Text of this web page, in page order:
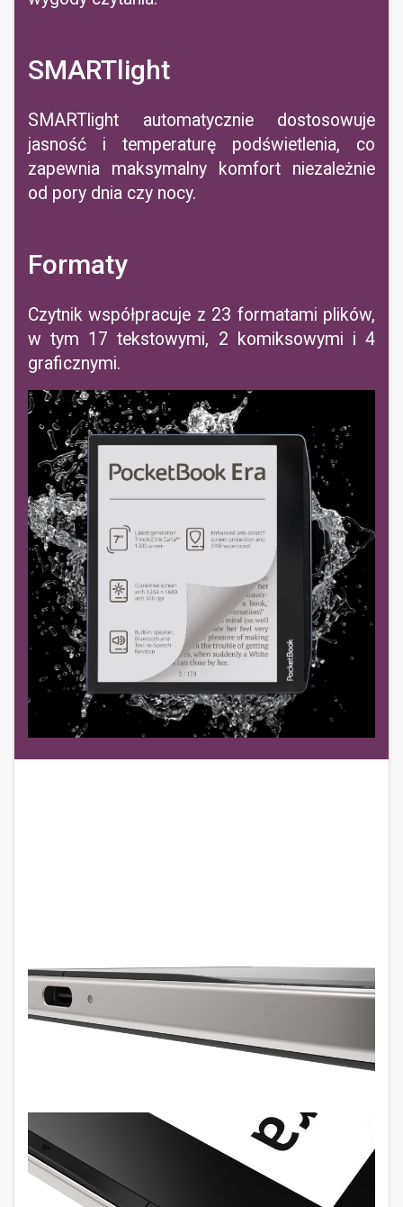
SMARTlight
SMARTlight automatycznie dostosowuje
jasność i temperaturę podświetlenia, co
zapewnia maksymalny komfort niezależnie
od pory dnia czy nocy.
Formaty
Czytnik współpracuje z 23 formatami plików,
w tym 17 tekstowymi, 2 komiksowymi i 4
graficznymi.